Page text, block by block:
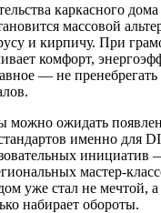
каркасного
массовой
и кирпичу. При
комфорт,
— не пренебрегать
можно ожидать
именно для
инициатив
мастер-
уже стал не мечтой,
набирает обороты.